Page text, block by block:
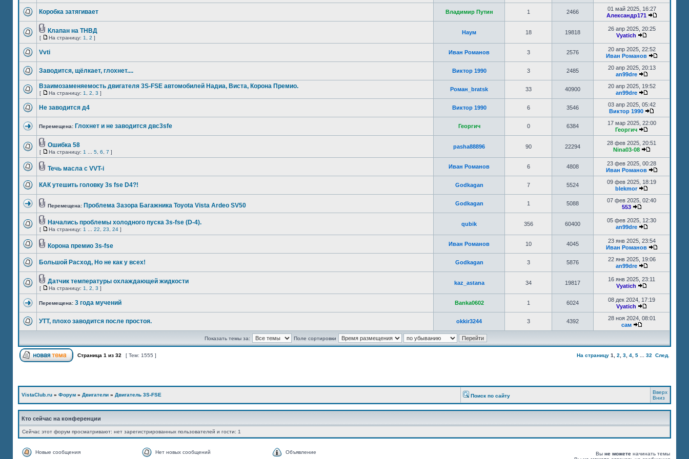
Коробка затягивает Владимир Путин 1 2466
01 май 2025, 16:27
Александр171
Клапан на ТНВД
[ На страницу: 1 2 ]
Наум 18 19818
26 апр 2025, 20:25
Vyatich
Vvti Иван Романов 3 2576
20 апр 2025, 22:52
Иван Романов
Заводится, щёлкает, глохнет.... Виктор 1990 3 2485
20 апр 2025, 20:13
an99dre
Взаимозаменяемость двигателя 3S-FSE автомобилей Надиа, Виста, Корона Премио.
[ На страницу: 1 2 3 ]
Роман_bratsk 33 40900
20 апр 2025, 19:52
an99dre
Не заводится д4 Виктор 1990 6 3546
03 апр 2025, 05:42
Виктор 1990
Перемещена: Глохнет и не заводится двс3sfe Георгич 0 6384
17 мар 2025, 22:00
Георгич
Ошибка 58
[ На страницу: 1 5 6 7 ]
pasha88896 90 22294
28 фев 2025, 20:51
Nina03-08
Течь масла с VVT-i Иван Романов 6 4808
23 фев 2025, 00:28
Иван Романов
КАК утешить головку 3s fse D4?! Godkagan 7 5524
09 фев 2025, 18:19
blekmor
Перемещена: Проблема Зазора Багажника Toyota Vista Ardeo SV50 Godkagan 1 5088
07 фев 2025, 02:40
553
Начались проблемы холодного пуска 3s-fse (D-4).
[ На страницу: 1 22 23 24 ]
qubik 356 60400
05 фев 2025, 12:30
an99dre
Корона премио 3s-fse Иван Романов 10 4045
23 янв 2025, 23:54
Иван Романов
Большой Расход, Но не как у всех! Godkagan 3 5876
22 янв 2025, 19:06
an99dre
Датчик температуры охлаждающей жидкости
[ На страницу: 1 2 3 ]
kaz_astana 34 19817
16 янв 2025, 23:11
Vyatich
Перемещена: 3 года мучений Banka0602 1 6024
08 дек 2024, 17:19
Vyatich
УТТ, плохо заводится после простоя. okkir3244 3 4392
28 ноя 2024, 08:01
сам
Показать темы за: Поле сортировки
Страница 1 из 32 [ Тем: 1555 ] На страницу 1 2 3 4 5 32 След.
VistaClub.ru » Форум » Двигатели » Двигатель 3S-FSE Поиск по сайту
Вверх
Вниз
Кто сейчас на конференции
Сейчас этот форум просматривают: нет зарегистрированных пользователей и гости: 1
Новые сообщения Нет новых сообщений Объявление Вы не можете начинать темы